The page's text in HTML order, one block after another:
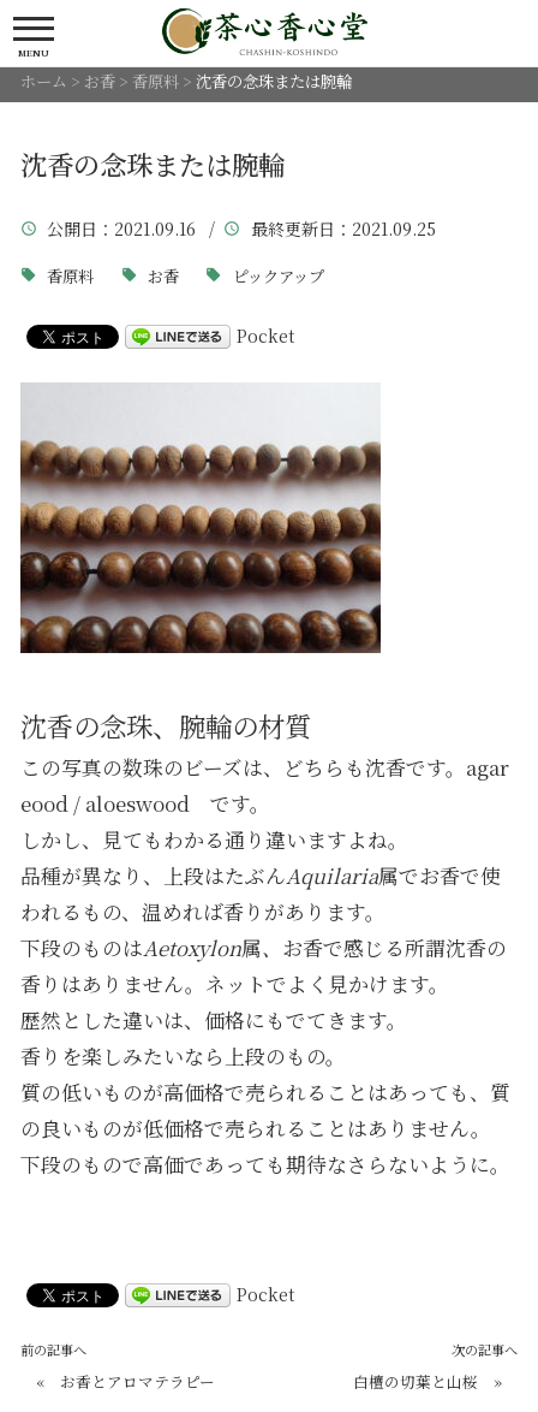
MENU
ホーム > お香> 香原料> 沈香の念珠または腕輪
沈香の念珠または腕輪
公開日 ：2021.09.16 / 最終更新日 ：2021.09.25
香原料 お香 ピックアップ
Pocket
沈香の念珠、腕輪の材質
この写真の数珠のビーズは、どちらも沈香です。agar
eood / aloeswood です。
しかし、見てもわかる通り違いますよね。
品種が異なり、上段はたぶんAquilaria属でお香で使
われるもの、温めれば香りがあります。
下段のものはAetoxylon属、 お香で感じる所謂沈香の
香りはありません。ネットでよく見かけます。
歴然とした違いは、価格にもでてきます。
香りを楽しみたいなら上段のもの。
質の低いものが高価格で売られることはあっても、質
の良いものが低価格で売られることはありません。
下段のもので高価であっても期待なさらないように。
Pocket
前の記事へ
« お香とアロマテラピー
次の記事へ
白檀の切葉と山桜 »